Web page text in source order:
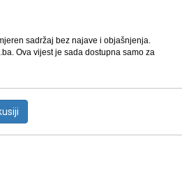
sadržaj bez najave i objašnjenja.
Ova vijest je sada dostupna samo za